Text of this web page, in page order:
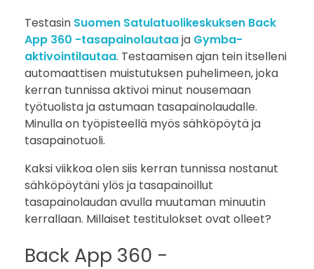
Testasin Suomen Satulatuolikeskuksen Back
App 360 -tasapainolautaaja Gymba-
aktivointilautaa. Testaamisen ajan tein itselleni
automaattisen muistutuksen puhelimeen, joka
kerran tunnissa aktivoi minut nousemaan
työtuolista ja astumaan tasapainolaudalle.
Minulla on työpisteellä myös sähköpöytä ja
tasapainotuoli.
Kaksi viikkoa olen siis kerran tunnissa nostanut
sähköpöytäni ylös ja tasapainoillut
tasapainolaudan avulla muutaman minuutin
kerrallaan. Millaiset testitulokset ovat olleet?
Back App 360 -